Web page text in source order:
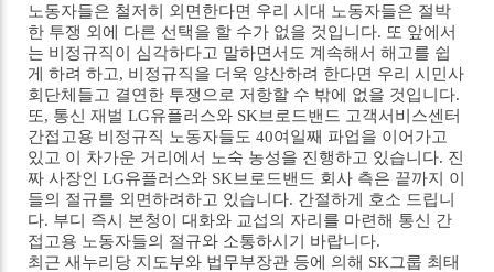
노동자들은 철저히 외면한다면 우리 시대 노동자들은 절박
한 투쟁 외에 다른 선택을 할 수가 없을 것입니다. 또 앞에서
는 비정규직이 심각하다고 말하면서도 계속해서 해고를 쉽
게 하려 하고, 비정규직을 더욱 양산하려 한다면 우리 시민사
회단체들고 결연한 투쟁으로 저항할 수 밖에 없을 것입니다.
또, 통신 재벌 LG유플러스와 SK브로드밴드 고객서비스센터
간접고용 비정규직 노동자들도 40여일째 파업을 이어가고
있고 이 차가운 거리에서 노숙 농성을 진행하고 있습니다. 진
짜 사장인 LG유플러스와 SK브로드밴드 회사 측은 끝까지 이
들의 절규를 외면하려하고 있습니다. 간절하게 호소 드립니
다. 부디 즉시 본청이 대화와 교섭의 자리를 마련해 통신 간
접고용 노동자들의 절규와 소통하시기 바랍니다.
최근 새누리당 지도부와 법무부장관 등에 의해 SK그룹 최태